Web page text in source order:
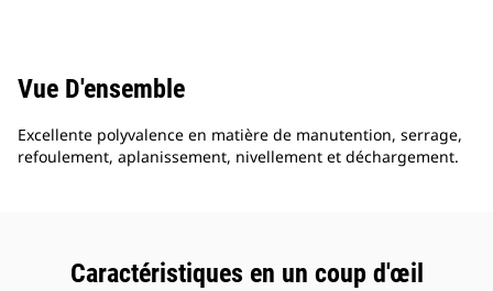
Vue D'ensemble
Excellente polyvalence en matière de manutention, serrage,
refoulement, aplanissement, nivellement et déchargement.
Caractéristiques en un coup d'œil